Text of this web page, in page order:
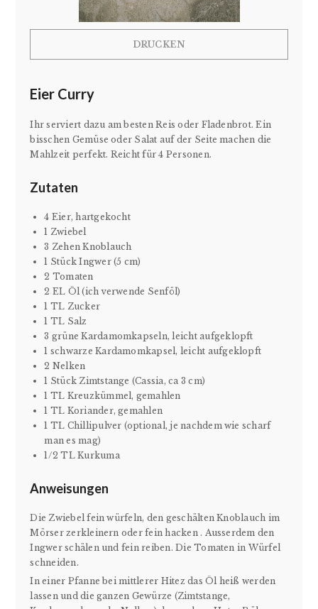
DRUCKEN
Eier Curry
Ihr serviert dazu am besten Reis oder Fladenbrot. Ein
bisschen Gemüse oder Salat auf der Seite machen die
Mahlzeit perfekt. Reicht für 4 Personen.
Zutaten
4 Eier, hartgekocht
1 Zwiebel
3 Zehen Knoblauch
1 Stück Ingwer (5 cm)
2 Tomaten
2 EL Öl (ich verwende Senföl)
1 TL Zucker
1 TL Salz
3 grüne Kardamomkapseln, leicht aufgeklopft
1 schwarze Kardamomkapsel, leicht aufgeklopft
2 Nelken
1 Stück Zimtstange (Cassia, ca 3 cm)
1 TL Kreuzkümmel, gemahlen
1 TL Koriander, gemahlen
1 TL Chillipulver (optional, je nachdem wie scharf
man es mag)
1/2 TL Kurkuma
Anweisungen
Die Zwiebel fein würfeln, den geschälten Knoblauch im
Mörser zerkleinern oder fein hacken . Ausserdem den
Ingwer schälen und fein reiben. Die Tomaten in Würfel
schneiden.
In einer Pfanne bei mittlerer Hitez das Öl heiß werden
lassen und die ganzen Gewürze (Zimtstange,